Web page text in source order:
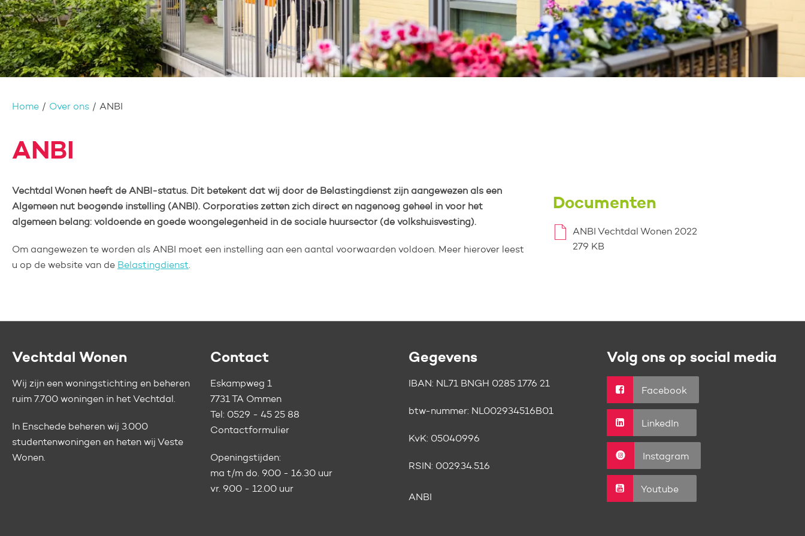
Home Over ons ANBI
ANBI
Vechtdal Wonen heeft de ANBI-status. Dit betekent dat wij door de Belastingdienst zijn aangewezen als een
Algemeen nut beogende instelling (ANBI). Corporaties zetten zich direct en nagenoeg geheel in voor het
algemeen belang: voldoende en goede woongelegenheid in de sociale huursector (de volkshuisvesting).
Om aangewezen te worden als ANBI moet een instelling aan een aantal voorwaarden voldoen. Meer hierover leest
u op de website van de Belastingdienst.
Documenten
ANBI Vechtdal Wonen 2022
279 KB
Contactinformatie
Vechtdal Wonen
Wij zijn een woningstichting en beheren
ruim 7.700 woningen in het Vechtdal.
In Enschede beheren wij 3.000
studentenwoningen en heten wij Veste
Wonen.
Contact
Eskampweg 1
7731 TA Ommen
Tel: 0529 - 45 25 88
Contactformulier
Openingstijden:
ma t/m do. 9.00 - 16.30 uur
vr. 9.00 - 12.00 uur
Gegevens
IBAN: NL71 BNGH 0285 1776 21
btw-nummer: NL002934516B01
KvK: 05040996
RSIN: 0029.34.516
ANBI
Volg ons op social media
Facebook
LinkedIn
Instagram
Youtube